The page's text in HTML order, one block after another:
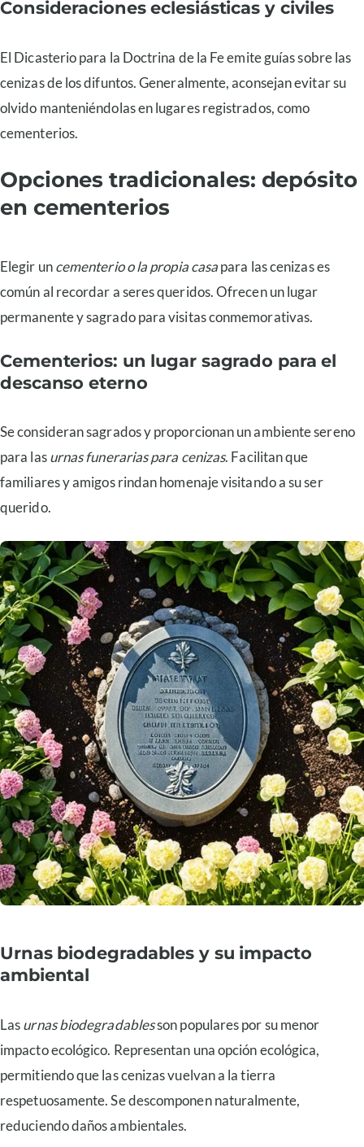
Consideraciones eclesiásticas y civiles
El Dicasterio para la Doctrina de la Fe emite guías sobre las
cenizas de los difuntos. Generalmente, aconsejan evitar su
olvido manteniéndolas en lugares registrados, como
cementerios.
Opciones tradicionales: depósito
en cementerios
Elegir uncementerio o la propia casapara las cenizas es
común al recordar a seres queridos. Ofrecen un lugar
permanente y sagrado para visitas conmemorativas.
Cementerios: un lugar sagrado para el
descanso eterno
Se consideran sagrados y proporcionan un ambiente sereno
para lasurnas funerarias para cenizas. Facilitan que
familiares y amigos rindan homenaje visitando a su ser
querido.
Urnas biodegradables y su impacto
ambiental
Lasurnas biodegradablesson populares por su menor
impacto ecológico. Representan una opción ecológica,
permitiendo que las cenizas vuelvan a la tierra
respetuosamente. Se descomponen naturalmente,
reduciendo daños ambientales.